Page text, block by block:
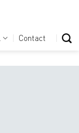
Contact